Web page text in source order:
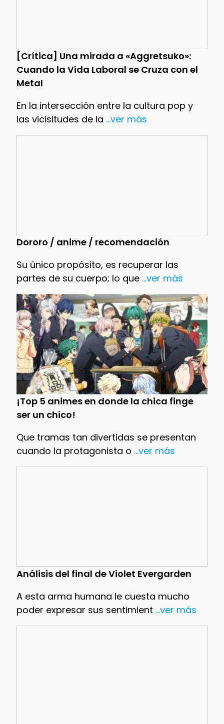
[Crítica] Una mirada a «Aggretsuko»:
Cuando la Vida Laboral se Cruza con el
Metal
En la intersección entre la cultura pop y
las vicisitudes de la ...ver más
Dororo / anime / recomendación
Su único propósito, es recuperar las
partes de su cuerpo; lo que...ver más
¡Top 5 animes en donde la chica finge
ser un chico!
Que tramas tan divertidas se presentan
cuando la protagonista o ...ver más
Análisis del final de Violet Evergarden
A esta arma humana le cuesta mucho
poder expresar sus sentimient ...ver más